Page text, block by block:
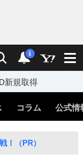
検索 通知
i
新規取得
コラム 公式情
！（PR）